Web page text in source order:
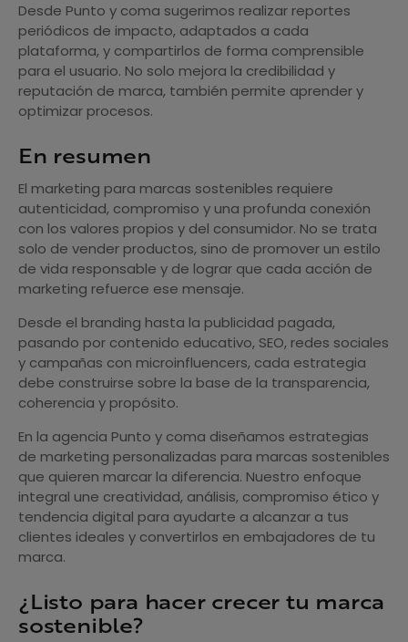
Desde Punto y coma sugerimos realizar reportes
periódicos de impacto, adaptados a cada
plataforma, y compartirlos de forma comprensible
para el usuario. No solo mejora la credibilidad y
reputación de marca, también permite aprender y
optimizar procesos.
En resumen
El marketing para marcas sostenibles requiere
autenticidad, compromiso y una profunda conexión
con los valores propios y del consumidor. No se trata
solo de vender productos, sino de promover un estilo
de vida responsable y de lograr que cada acción de
marketing refuerce ese mensaje.
Desde el branding hasta la publicidad pagada,
pasando por contenido educativo, SEO, redes sociales
y campañas con microinfluencers, cada estrategia
debe construirse sobre la base de la transparencia,
coherencia y propósito.
En la agencia Punto y coma diseñamos estrategias
de marketing personalizadas para marcas sostenibles
que quieren marcar la diferencia. Nuestro enfoque
integral une creatividad, análisis, compromiso ético y
tendencia digital para ayudarte a alcanzar a tus
clientes ideales y convertirlos en embajadores de tu
marca.
¿Listo para hacer crecer tu marca
sostenible?